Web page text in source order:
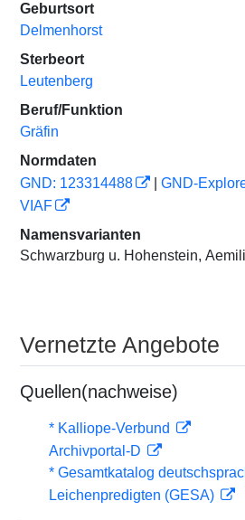
Geburtsort
Delmenhorst
Sterbeort
Leutenberg
Beruf/Funktion
Gräfin
Normdaten
GND: 123314488
GND-
VIAF
Namensvarianten
Schwarzburg u. Hohenstein,
Vernetzte Angebote
Quellen(nachweise)
* Kalliope-Verbund
Archivportal-D
* Gesamtkatalog
Leichenpredigten (GESA)